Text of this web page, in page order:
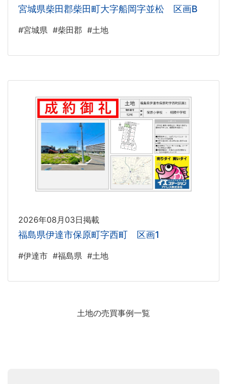
宮城県柴田郡柴田町大字船岡字並松 区画B
#宮城県 #柴田郡 #土地
2026年08月03日掲載
福島県伊達市保原町字西町 区画1
#伊達市 #福島県 #土地
土地の売買事例一覧